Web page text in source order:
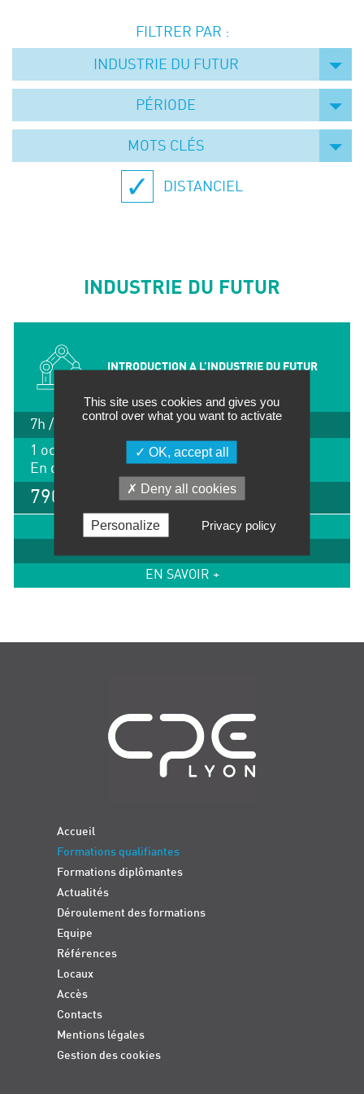
Symposium on Chain Transfer Catalysis for
sustainability – September 15 and 16, 2026
FRENCH-CHINESE CONFERENCE ON GREEN
Contacts
FILTRER PAR :
INDUSTRIE DU FUTUR
PÉRIODE
MOTS CLÉS
DISTANCIEL
INDUSTRIE DU FUTUR
INTRODUCTION A L’INDUSTRIE DU FUTUR
7h / 1 jour
1 octobre 2026
En distanciel
790 €
IMPRIMER
EN SAVOIR +
Accueil
Formations qualifiantes
Formations diplômantes
Actualités
Déroulement des formations
Equipe
Références
Locaux
Accès
Contacts
Mentions légales
Gestion des cookies
This site uses cookies and gives you
control over what you want to activate
OK, accept all
Deny all cookies
Personalize Privacy policy